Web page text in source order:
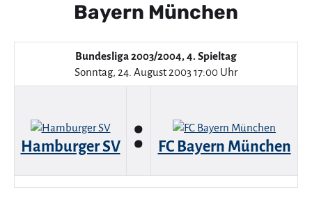
Bayern München
Bundesliga 2003/2004, 4. Spieltag
Sonntag, 24. August 2003 17:00 Uhr
Hamburger SV : FC Bayern München